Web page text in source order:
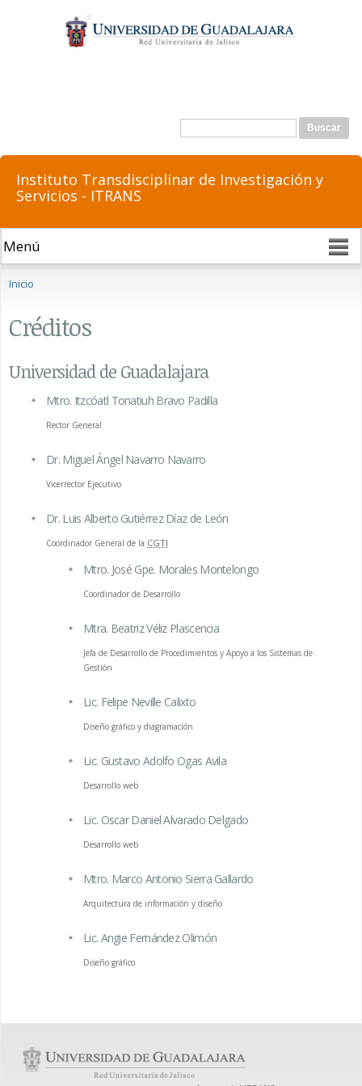
contenido
principal
Formulario de búsqueda
Buscar
Instituto Transdisciplinar de Investigación y
Servicios - ITRANS
Inicio
Créditos
Universidad de Guadalajara
Mtro. Itzcóatl Tonatiuh Bravo Padilla
Rector General
Dr. Miguel Ángel Navarro Navarro
Vicerrector Ejecutivo
Dr. Luis Alberto Gutiérrez Díaz de León
Coordinador General de la CGTI
Mtro. José Gpe. Morales Montelongo
Coordinador de Desarrollo
Mtra. Beatriz Véliz Plascencia
Jefa de Desarrollo de Procedimientos y Apoyo a los Sistemas de
Gestión
Lic. Felipe Neville Calixto
Diseño gráfico y diagramación
Lic. Gustavo Adolfo Ogas Avila
Desarrollo web
Lic. Oscar Daniel Alvarado Delgado
Desarrollo web
Mtro. Marco Antonio Sierra Gallardo
Arquitectura de información y diseño
Lic. Angie Fernández Olimón
Diseño gráfico